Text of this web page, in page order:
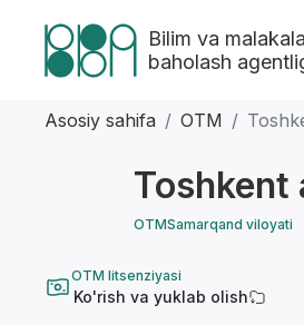
Bilim va
baholash
Asosiy sahifa OTM
Toshkent
OTMSamarqand viloyati
OTM litsenziyasi
Ko'rish va yuklab olish